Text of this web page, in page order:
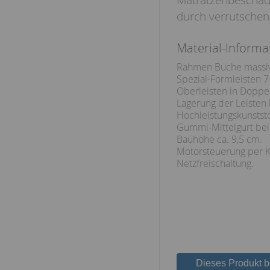
durch
Material-
Rahmen Buche
Spezial-Formleisten
Oberleisten in
Lagerung der Leisten
Gummi-Mittelgurt
Bauhöhe ca. 9,5 cm.
Motorsteuerung per
Netzfreischaltung.
Dieses Produkt